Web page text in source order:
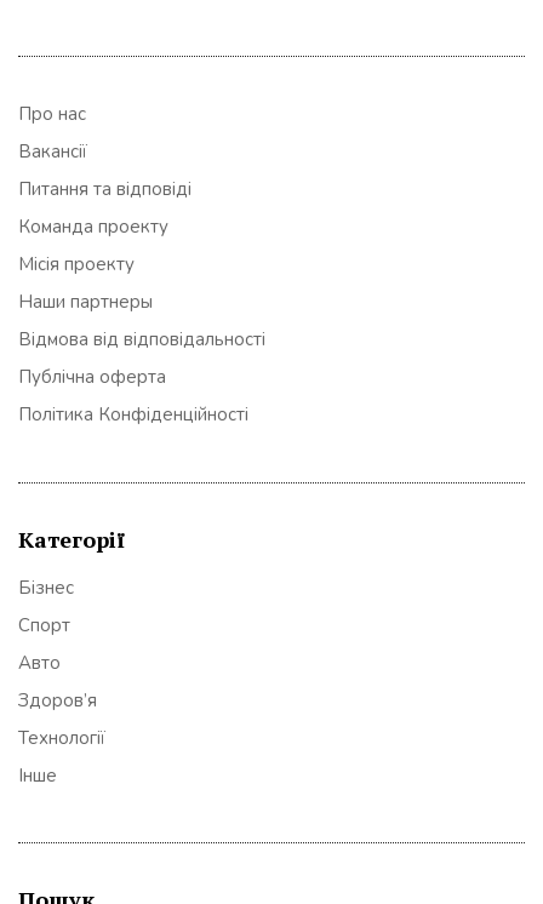
Про нас
Вакансії
Питання та відповіді
Команда проекту
Місія проекту
Наши партнеры
Відмова від відповідальності
Публічна оферта
Політика Конфіденційності
Категорії
Бізнес
Спорт
Авто
Здоров’я
Технології
Інше